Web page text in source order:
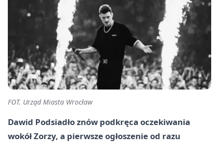
FOT. Urząd Miasta Wrocław
Dawid Podsiadło znów podkręca oczekiwania
wokół Zorzy, a pierwsze ogłoszenie od razu